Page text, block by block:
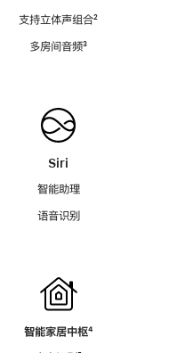
支持立体声组合脚
²
多房间音频脚
³
Siri
智能助理
语音识别
智能家居中枢脚
⁴